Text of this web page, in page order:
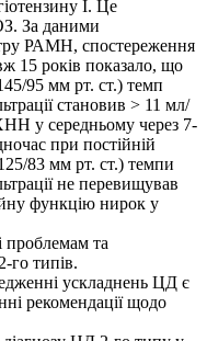
I. Це
За даними
РАМН, спостереження
15 років показало, що
95 мм рт. ст.) темп
становив > 11 мл/
у середньому через 7-
при постійній
83 мм рт. ст.) темпи
не перевищував
функцію нирок у
проблемам та
го типів.
ускладнень ЦД є
рекомендації щодо